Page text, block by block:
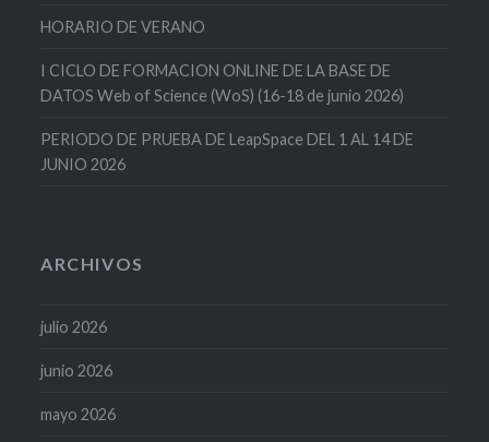
HORARIO DE VERANO
I CICLO DE FORMACION ONLINE DE LA BASE DE
DATOS Web of Science (WoS) (16-18 de junio 2026)
PERIODO DE PRUEBA DE LeapSpace DEL 1 AL 14 DE
JUNIO 2026
ARCHIVOS
julio 2026
junio 2026
mayo 2026